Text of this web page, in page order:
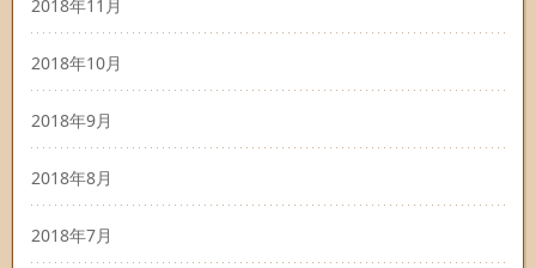
2018年11月
2018年10月
2018年9月
2018年8月
2018年7月